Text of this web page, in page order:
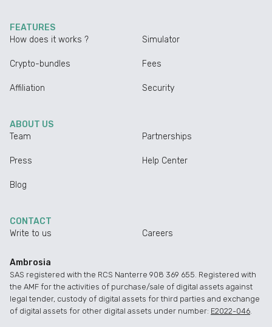
FEATURES
How does it works ?
Simulator
Crypto-bundles Fees
Affiliation Security
ABOUT US
Team
Partnerships
Press Help Center
Blog
CONTACT
Write to us
Careers
Ambrosia
SAS registered with the RCS Nanterre 908 369 655. Registered with
the AMF for the activities of purchase/sale of digital assets against
legal tender, custody of digital assets for third parties and exchange
of digital assets for other digital assets under number: E2022-046.